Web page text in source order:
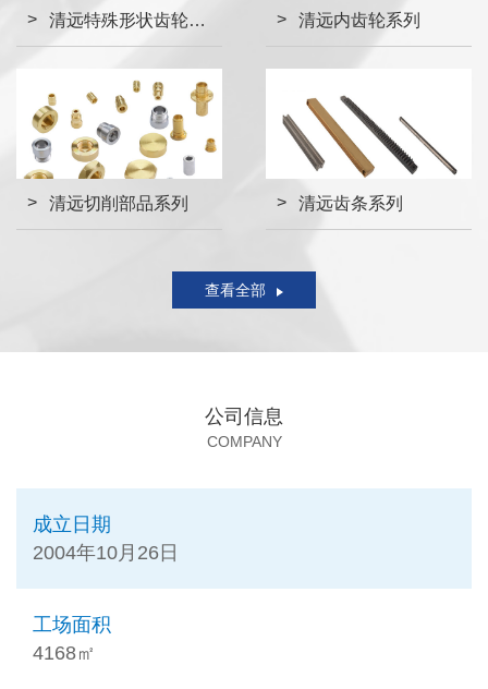
清远特殊形状齿轮系列 清远内齿轮系列
清远切削部品系列 清远齿条系列
查看全部
公司信息
COMPANY
成立日期
2004年10月26日
工场面积
4168㎡